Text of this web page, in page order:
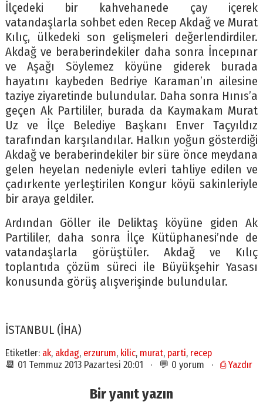
İlçedeki bir kahvehanede çay içerek
vatandaşlarla sohbet eden Recep Akdağ ve Murat
Kılıç, ülkedeki son gelişmeleri değerlendirdiler.
Akdağ ve beraberindekiler daha sonra İncepınar
ve Aşağı Söylemez köyüne giderek burada
hayatını kaybeden Bedriye Karaman’ın ailesine
taziye ziyaretinde bulundular. Daha sonra Hınıs’a
geçen Ak Partililer, burada da Kaymakam Murat
Uz ve İlçe Belediye Başkanı Enver Taçyıldız
tarafından karşılandılar. Halkın yoğun gösterdiği
Akdağ ve beraberindekiler bir süre önce meydana
gelen heyelan nedeniyle evleri tahliye edilen ve
çadırkente yerleştirilen Kongur köyü sakinleriyle
bir araya geldiler.
Ardından Göller ile Deliktaş köyüne giden Ak
Partililer, daha sonra İlçe Kütüphanesi’nde de
vatandaşlarla görüştüler. Akdağ ve Kılıç
toplantıda çözüm süreci ile Büyükşehir Yasası
konusunda görüş alışverişinde bulundular.
İSTANBUL (İHA)
Etiketler: ak, akdag, erzurum, kilic, murat, parti, recep
📆 01 Temmuz 2013 Pazartesi 20:01 · 💬 0 yorum · ⎙ Yazdır
Bir yanıt yazın